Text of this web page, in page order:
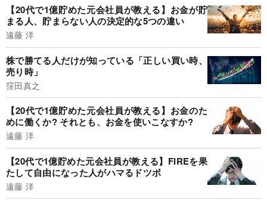
【20代で1億貯めた元会社員が教える】お金が貯
まる人、貯まらない人の決定的な5つの違い
遠藤 洋
株で勝てる人だけが知っている「正しい買い時、
売り時」
窪田真之
【20代で1億貯めた元会社員が教える】お金のた
めに働くか? それとも、お金を使いこなすか?
遠藤 洋
【20代で1億貯めた元会社員が教える】FIREを果
たして自由になった人がハマるドツボ
遠藤 洋